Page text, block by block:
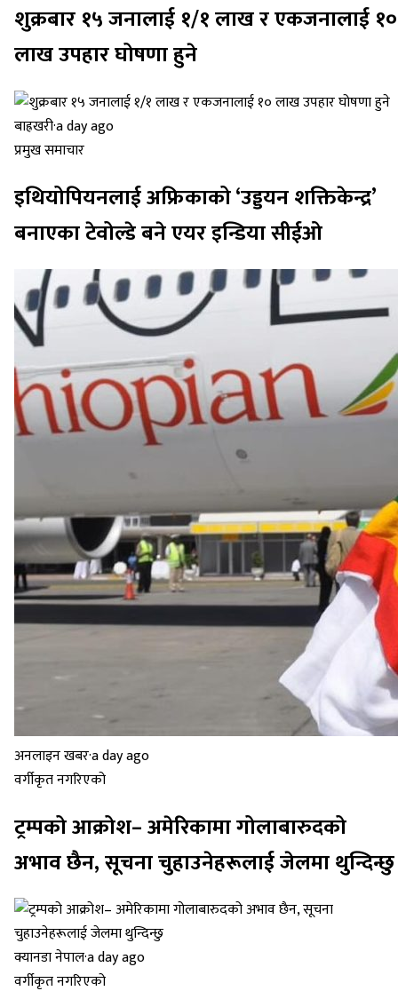
शुक्रबार १५ जनालाई १/१ लाख र एकजनालाई १०
लाख उपहार घोषणा हुने
बाह्रखरी·a day ago
प्रमुख समाचार
इथियोपियनलाई अफ्रिकाको ‘उड्डयन शक्तिकेन्द्र’
बनाएका टेवोल्डे बने एयर इन्डिया सीईओ
अनलाइन खबर·a day ago
वर्गीकृत नगरिएको
ट्रम्पको आक्रोश– अमेरिकामा गोलाबारुदको
अभाव छैन, सूचना चुहाउनेहरूलाई जेलमा थुन्दिन्छु
क्यानडा नेपाल·a day ago
वर्गीकृत नगरिएको